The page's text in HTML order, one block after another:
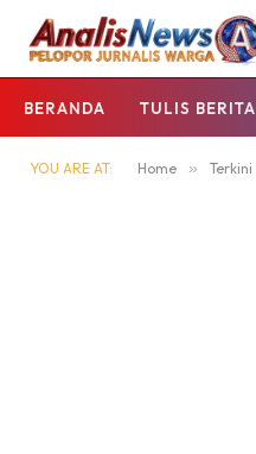
BERANDA TULIS BERITA
YOU ARE AT: Home » Terkini